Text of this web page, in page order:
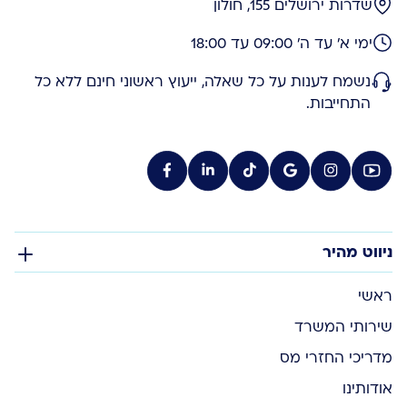
ניווט מהיר
ראשי
שירותי המשרד
מדריכי החזרי מס
אודותינו
שדרות ירושלים 155, חולון
ימי א' עד ה' 09:00 עד 18:00
נשמח לענות על כל שאלה, ייעוץ ראשוני חינם ללא כל
התחייבות.